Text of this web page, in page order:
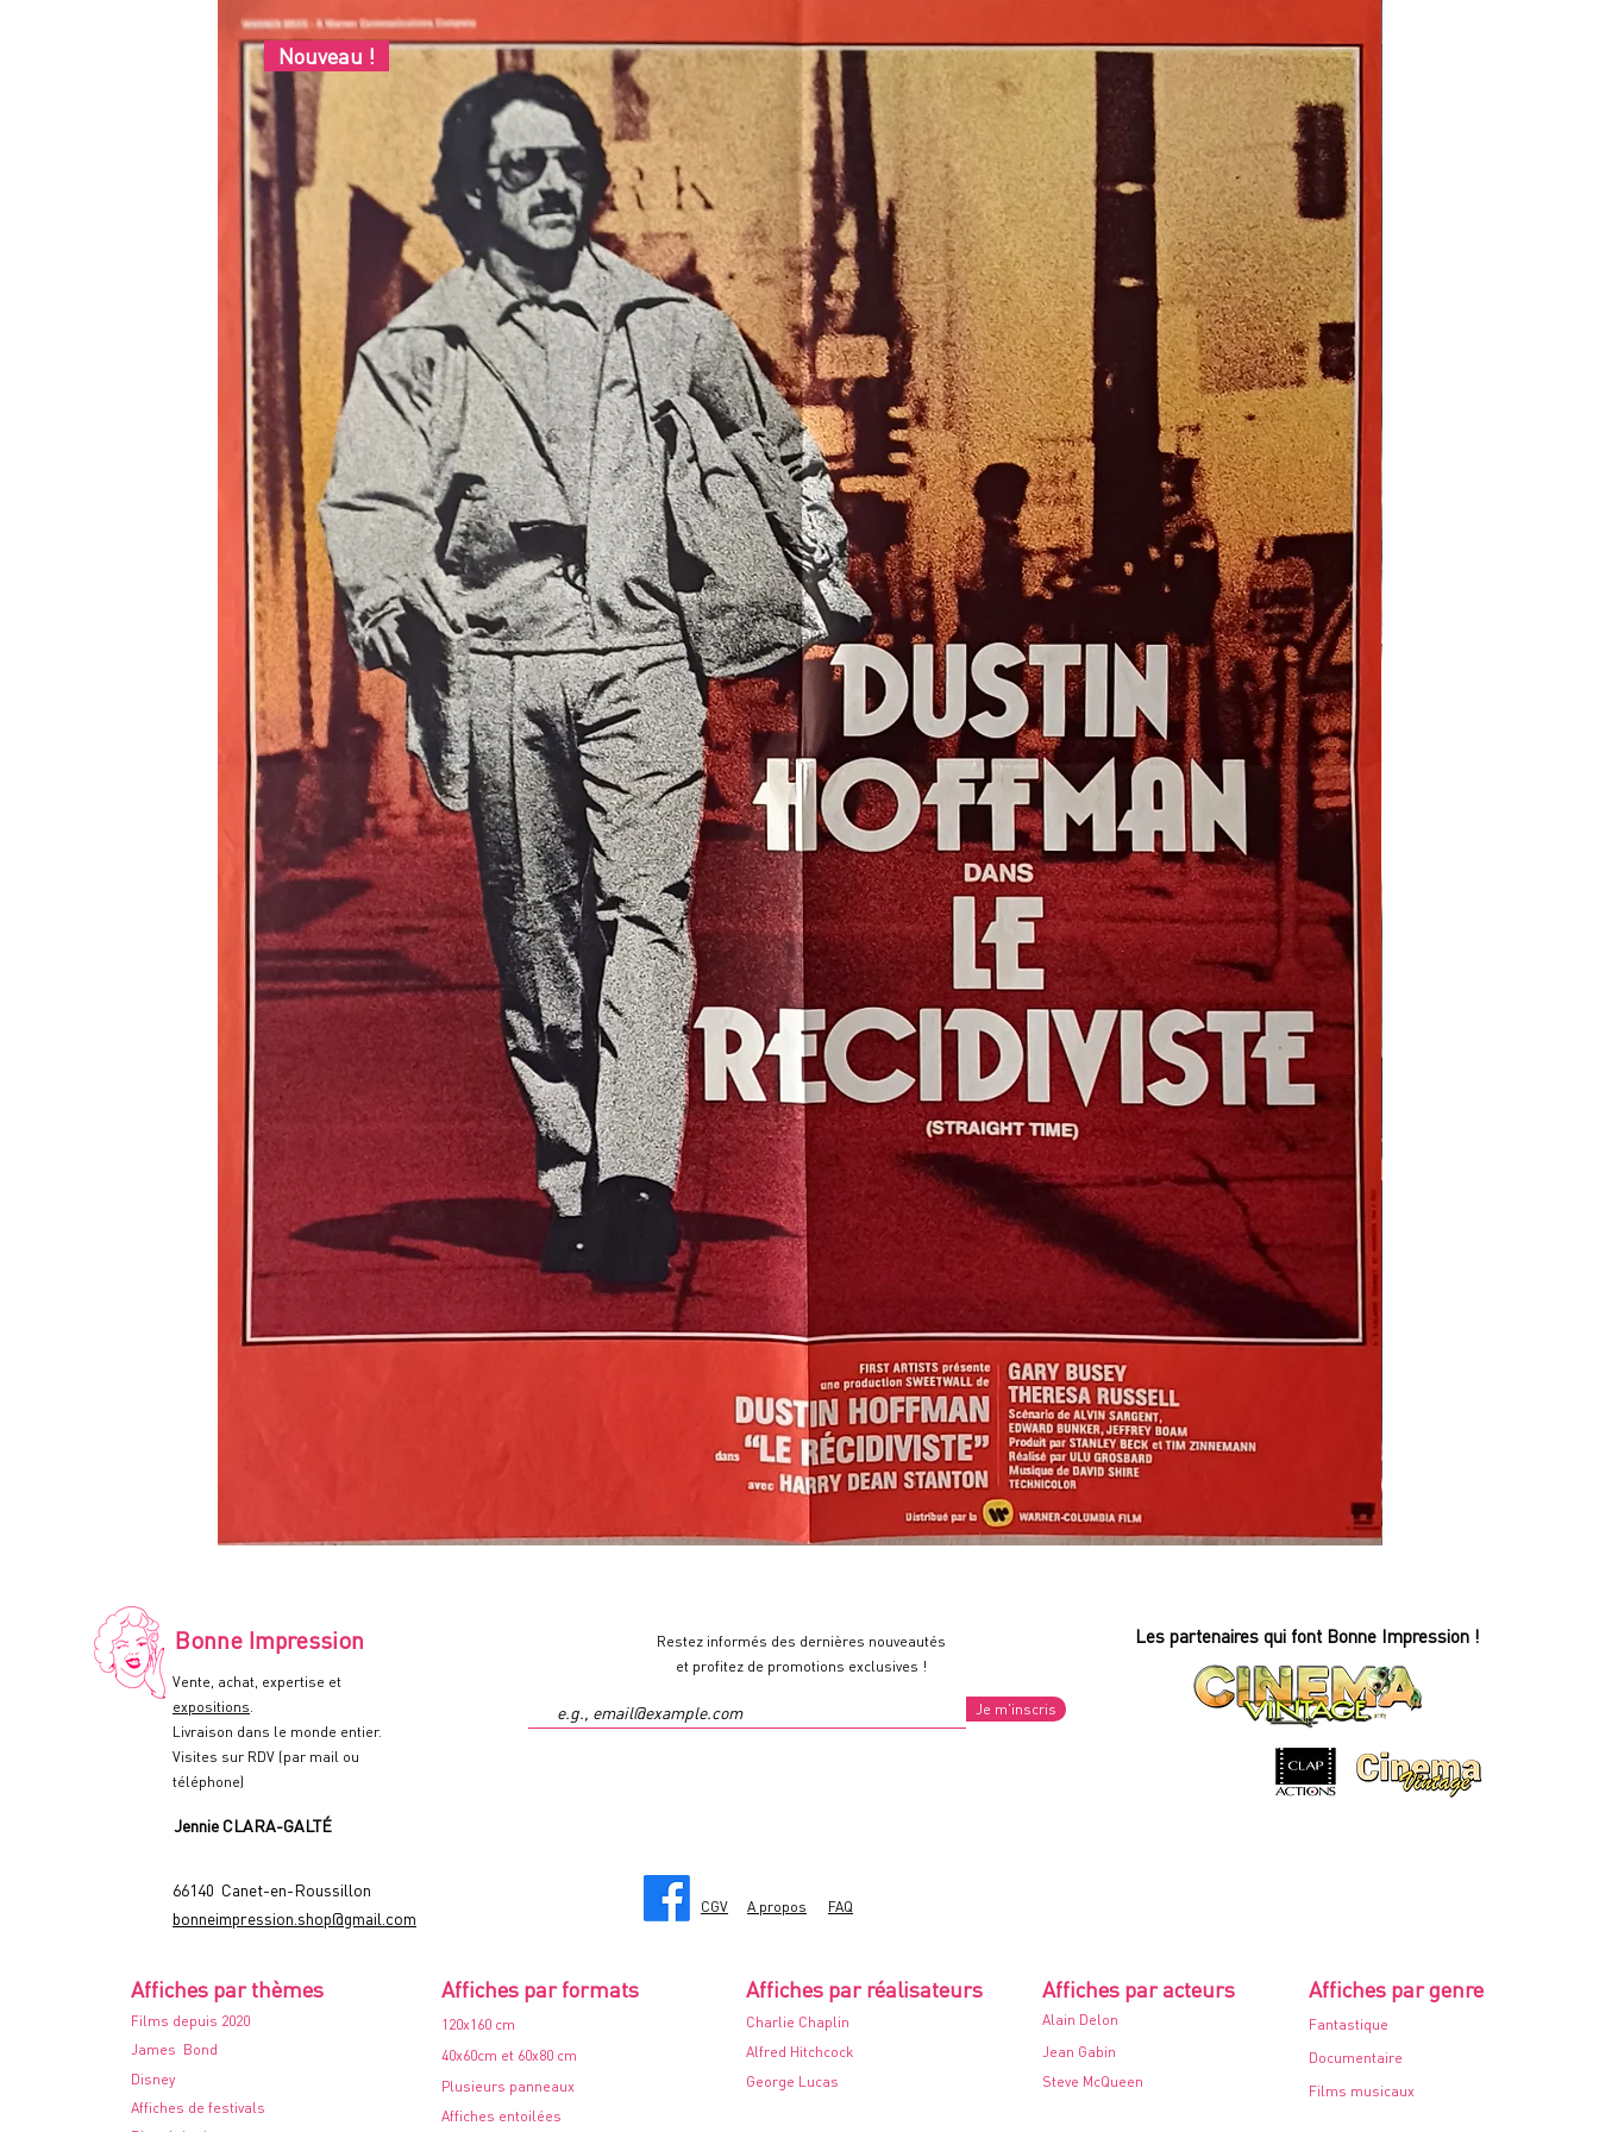
Nouveau !
60x80cm.
Affiche
de
-
60x80cm.
-
1968
Bonne Impression
Vente, achat, expertise et
expositions
Livraison dans le monde entier.
Visites sur RDV (par mail ou
téléphone)
Jennie CLARA-GALTÉ
Restez informés des dernières nouveautés
et profitez de promotions exclusives !
Je m'inscris
Les partenaires qui font Bonne Impression !
66140 Canet-en-Roussillon
bonneimpression.shop@gmail.com
CGV A propos FAQ
Affiches par thèmes
Films depuis 2020
James Bond
Disney
Affiches de festivals
Affiches par formats
120x160 cm
40x60cm et 60x80 cm
Plusieurs panneaux
Affiches entoilées
Affiches par réalisateurs
Charlie Chaplin
Alfred Hitchcock
George Lucas
Affiches par acteurs
Alain Delon
Jean Gabin
Steve McQueen
Affiches par genre
Fantastique
Documentaire
Films musicaux